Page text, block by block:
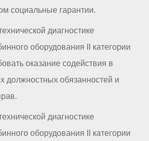
социальные гарантии.
диагностике
оборудования II категории
оказание содействия в
должностных обязанностей и
диагностике
оборудования II категории